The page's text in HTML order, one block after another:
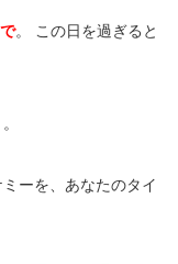
。 この日を過ぎると
ーを、 あなたのタイ